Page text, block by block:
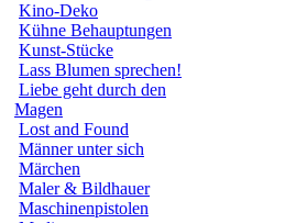
Kino-Deko
Kühne Behauptungen
Kunst-Stücke
Lass Blumen sprechen!
Liebe geht durch den
Magen
Lost and Found
Männer unter sich
Märchen
Maler & Bildhauer
Maschinenpistolen